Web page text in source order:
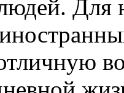
Для